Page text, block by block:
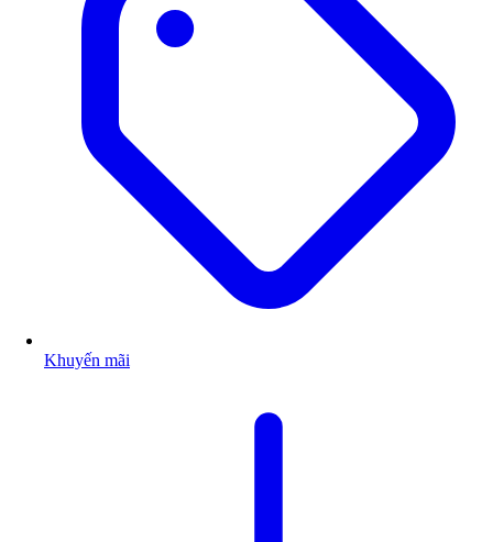
Khuyến mãi